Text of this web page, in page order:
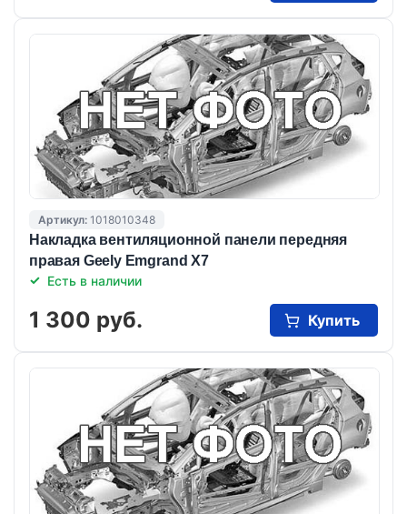
Артикул: 1018010348
Накладка вентиляционной панели передняя
правая Geely Emgrand X7
Есть в наличии
1 300 руб. Купить